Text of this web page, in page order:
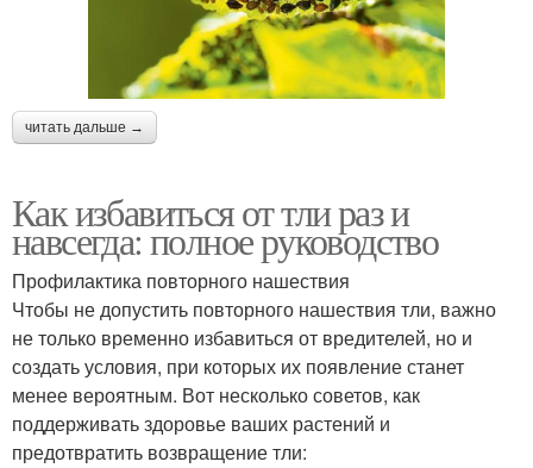
читать дальше →
Как избавиться от тли раз и
навсегда: полное руководство
Профилактика повторного нашествия
Чтобы не допустить повторного нашествия тли, важно
не только временно избавиться от вредителей, но и
создать условия, при которых их появление станет
менее вероятным. Вот несколько советов, как
поддерживать здоровье ваших растений и
предотвратить возвращение тли: